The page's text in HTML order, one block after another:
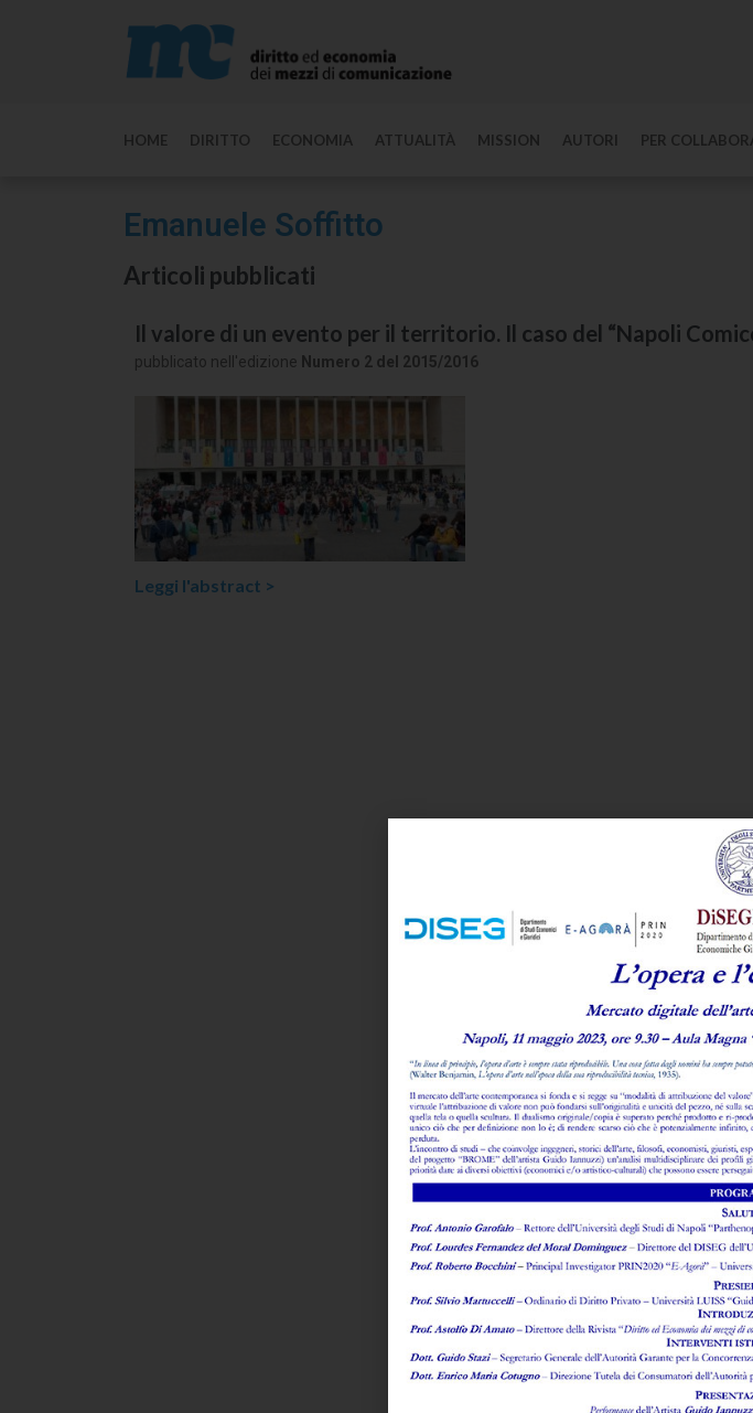
HOME DIRITTO ECONOMIA ATTUALITÀ MISSION AUTORI PER
Emanuele Soffitto
Articoli pubblicati
Il valore di un evento per il territorio. Il caso del “Napoli
pubblicato nell'edizione Numero 2 del 2015/2016
Leggi l'abstract >